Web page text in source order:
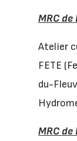
MRC de
Atelier
FETE
du-
MRC